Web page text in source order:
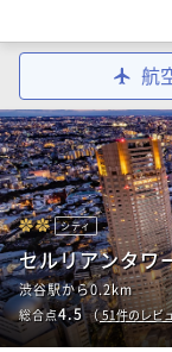
航
シティ
セルリアンタワ
渋谷駅から0.2km
総合点4.5（51件のレビ